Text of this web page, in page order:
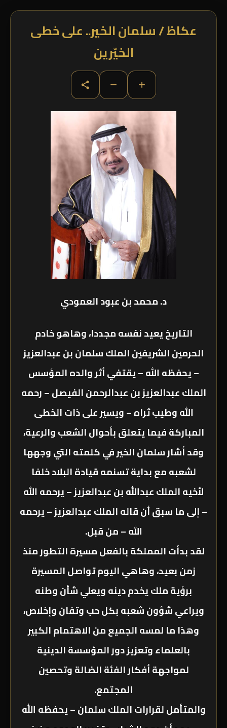
عكاظ / سلمان الخير.. على خطى
الخيّرين
+
−
د. محمد بن عبود العمودي
التاريخ يعيد نفسه مجددا، وهاهو خادم
الحرمين الشريفين الملك سلمان بن عبدالعزيز
– يحفظه الله – يقتفي أثر والده المؤسس
الملك عبدالعزيز بن عبدالرحمن الفيصل – رحمه
الله وطيب ثراه – ويسير على ذات الخطى
المباركة فيما يتعلق بأحوال الشعب والرعية،
وقد أشار سلمان الخير في كلمته التي وجهها
لشعبه مع بداية تسنمه قيادة البلاد خلفا
لأخيه الملك عبدالله بن عبدالعزيز – يرحمه الله
– إلى ما سبق أن قاله الملك عبدالعزيز – يرحمه
الله – من قبل.
لقد بدأت المملكة بالفعل مسيرة التطور منذ
زمن بعيد، وهاهي اليوم تواصل المسيرة
برؤية ملك يخدم دينه ويعلي شأن وطنه
ويراعي شؤون شعبه بكل حب وتفان وإخلاص،
وهذا ما لمسه الجميع من الاهتمام الكبير
بالعلماء وتعزيز دور المؤسسة الدينية
لمواجهة أفكار الفئة الضالة وتحصين
المجتمع.
والمتأمل لقرارات الملك سلمان – يحفظه الله